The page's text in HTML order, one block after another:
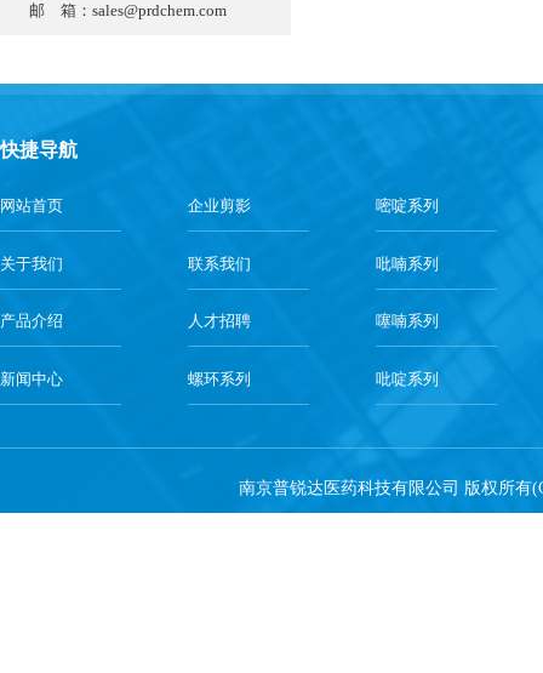
邮 箱： sales@prdchem.com
快捷导航
网站首页 企业剪影 嘧啶系列
关于我们 联系我们 吡喃系列
产品介绍 人才招聘 噻喃系列
新闻中心 螺环系列 吡啶系列
南京普锐达医药科技有限公司 版权所有